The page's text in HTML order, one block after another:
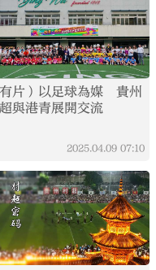
有片）以足球為媒 貴州
與港青展開交流
2025.04.09 07:10